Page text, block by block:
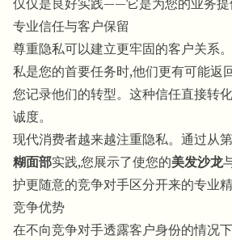
专业信任与客户保留
尊重隐私可以建立更牢固的客户关系
私是您的首要任务时,他们更有可能返
您记录他们的转型。这种信任直接转
诚度。
现代消费者越来越注重隐私。通过从
糊面部实践,您展示了使您的美发沙龙
护更随意的竞争对手区分开来的专业精
竞争优势
在不向竞争对手透露客户身份的情况